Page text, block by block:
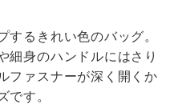
するきれい色のバッグ。
細身のハンドルにはさり
ファスナーが深く開くか
です。